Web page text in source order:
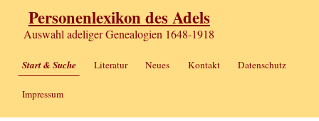
Personenlexikon des Adels
Auswahl adeliger Genealogien 1648-1918
Start & Suche Literatur Neues Kontakt Datenschutz
Impressum